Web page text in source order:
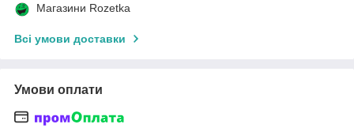
Магазини Rozetka
Всі умови доставки
Умови оплати